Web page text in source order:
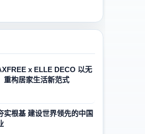
x ELLE DECO 以无
重构居家生活新范式
界领先的中国